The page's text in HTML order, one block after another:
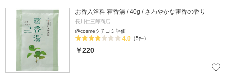
お香入浴料 霍香湯 / 40g / さわやかな霍香の香り
長川仁三郎商店
@cosmeクチコミ評価
4.0 （5件）
￥220